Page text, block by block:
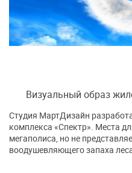
Визуальный образ
Студия МартДизайн
комплекса «Спектр». Места
мегаполиса, но не
воодушевляющего запаха